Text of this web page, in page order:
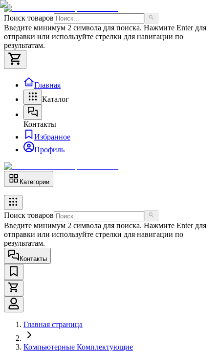
Поиск товаров
Введите минимум 2 символа для поиска. Нажмите Enter для
отправки или используйте стрелки для навигации по
результатам.
Главная
Каталог
Контакты
Избранное
Профиль
Категории
Поиск товаров
Введите минимум 2 символа для поиска. Нажмите Enter для
отправки или используйте стрелки для навигации по
результатам.
Контакты
Главная страница
Компьютерные Комплектующие